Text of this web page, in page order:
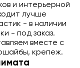
и интерьерной
лучше
- в наличии
- под заказ.
вместе с
крепеж.